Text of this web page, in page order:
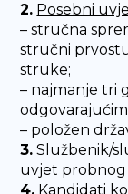
2. Posebni
– stručna
stručni
struke;
– najmanje tri
– položen
3. Službenik/
uvjet probnog
4. Kandidati